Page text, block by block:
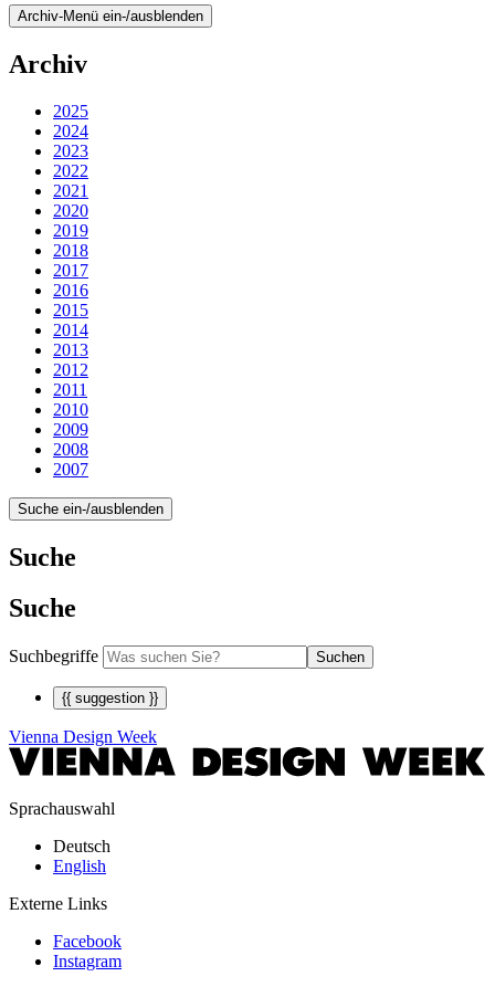
Archiv-Menü ein-/ausblenden
Archiv
2025
2024
2023
2022
2021
2020
2019
2018
2017
2016
2015
2014
2013
2012
2011
2010
2009
2008
2007
Suche ein-/ausblenden
Suche
Suche
Suchbegriffe Suchen
{{ suggestion }}
Vienna Design Week
Sprachauswahl
Deutsch
English
Externe Links
Facebook
Instagram